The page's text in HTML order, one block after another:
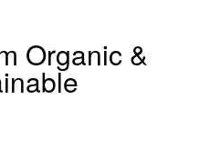
Organic &